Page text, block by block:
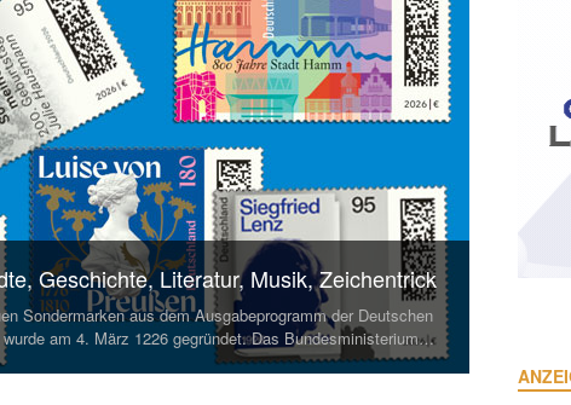
Geschichte, Literatur, Musik, Zeichentrick
Sondermarken aus dem Ausgabeprogramm der Deutschen
am 4. März 1226 gegründet. Das Bundesministerium…